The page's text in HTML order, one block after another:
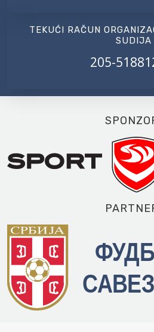
TEKUĆI RAČUN
SUDIJA
205-